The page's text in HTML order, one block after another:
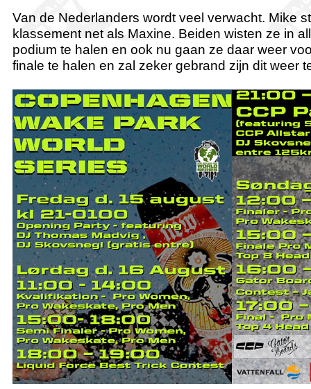
Van de Nederlanders wordt veel verwacht. Mike
klassement net als Maxine. Beiden wisten ze in
podium te halen en ook nu gaan ze daar weer
finale te halen en zal zeker gebrand zijn dit weer